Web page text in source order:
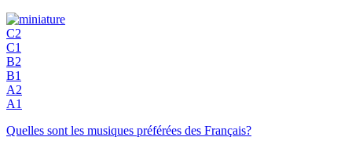
C2
C1
B2
B1
A2
A1
Quelles sont les musiques préférées des Français?